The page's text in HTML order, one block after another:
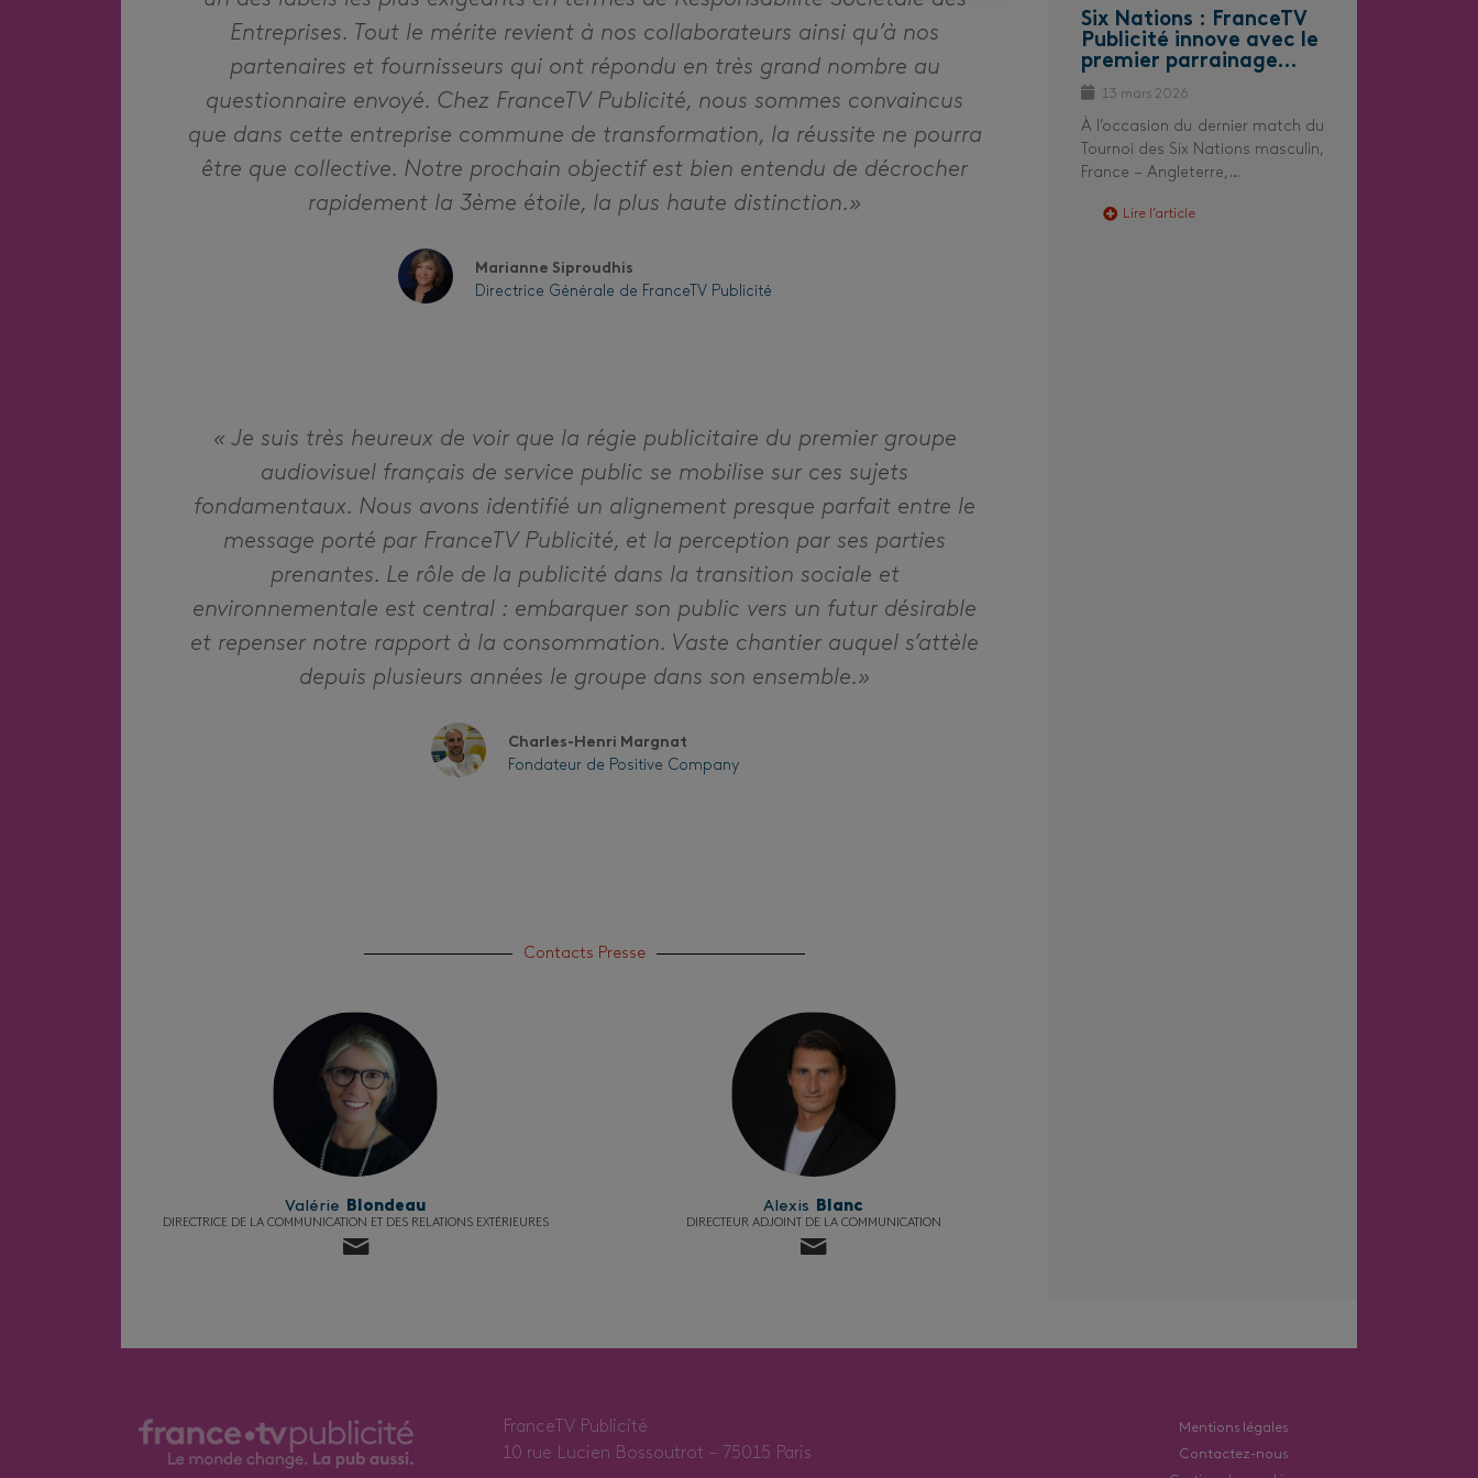
Entreprises. Tout le mérite revient à nos collaborateurs ainsi qu’à nos
partenaires et fournisseurs qui ont répondu en très grand nombre au
questionnaire envoyé. Chez FranceTV Publicité, nous sommes convaincus
que dans cette entreprise commune de transformation, la réussite ne pourra
être que collective. Notre prochain objectif est bien entendu de décrocher
rapidement la 3ème étoile, la plus haute distinction.»
Marianne Siproudhis
Directrice Générale de FranceTV Publicité
« Je suis très heureux de voir que la régie publicitaire du premier groupe
audiovisuel français de service public se mobilise sur ces sujets
fondamentaux. Nous avons identifié un alignement presque parfait entre le
message porté par FranceTV Publicité, et la perception par ses parties
prenantes. Le rôle de la publicité dans la transition sociale et
environnementale est central : embarquer son public vers un futur désirable
et repenser notre rapport à la consommation. Vaste chantier auquel s’attèle
depuis plusieurs années le groupe dans son ensemble.»
Charles-Henri Margnat
Fondateur de Positive Company
Contacts Presse
Valérie Blondeau
DIRECTRICE DE LA COMMUNICATION ET DES RELATIONS EXTÉRIEURES
Alexis Blanc
DIRECTEUR ADJOINT DE LA COMMUNICATION
Six Nations : FranceTV
Publicité innove avec le
premier parrainage…
13 mars 2026
À l’occasion du dernier match du
Tournoi des Six Nations masculin,
France – Angleterre,…
Lire l’article
FranceTV Publicité
10 rue Lucien Bossoutrot – 75015 Paris
Mentions légales
Contactez-nous